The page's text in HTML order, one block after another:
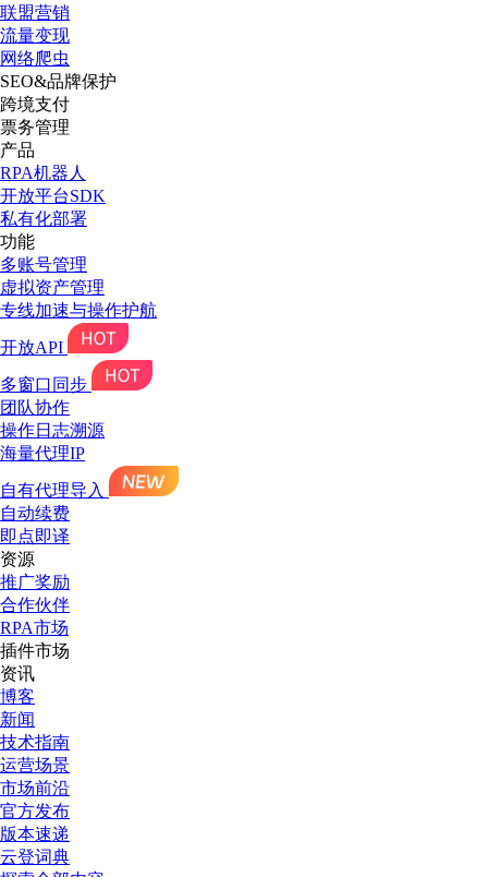
联盟营销
流量变现
网络爬虫
SEO&品牌保护
跨境支付
票务管理
产品
RPA机器人
开放平台SDK
私有化部署
功能
多账号管理
虚拟资产管理
专线加速与操作护航
开放API
多窗口同步
团队协作
操作日志溯源
海量代理IP
自有代理导入
自动续费
即点即译
资源
推广奖励
合作伙伴
RPA市场
插件市场
资讯
博客
新闻
技术指南
运营场景
市场前沿
官方发布
版本速递
云登词典